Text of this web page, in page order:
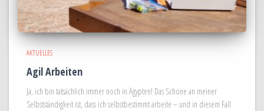
AKTUELLES
Agil Arbeiten
Ja, ich bin tatsächlich immer noch in Ägypten! Das Schöne an meiner
Selbstständigkeit ist, dass ich selbstbestimmt arbeite – und in diesem Fall